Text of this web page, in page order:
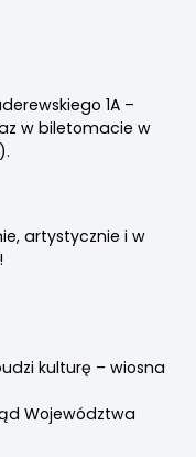
1A –
w biletomacie w
artystycznie i w
kulturę – wiosna
Województwa